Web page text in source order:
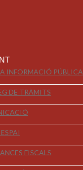
INFORMACIÓ PÚBLICA
DE TRÀMITS
FISCALS